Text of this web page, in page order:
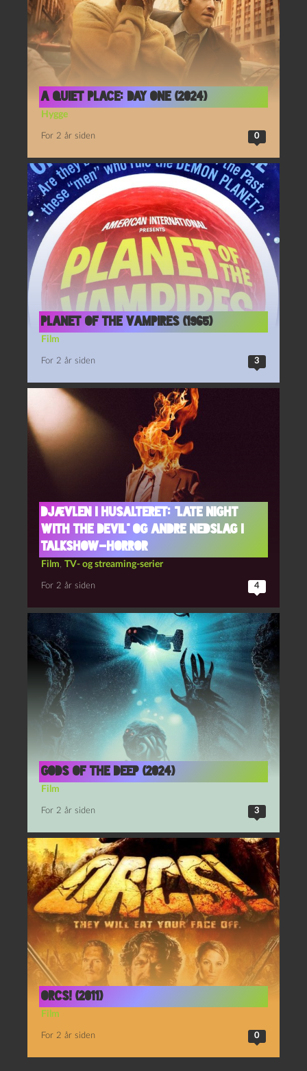
A Quiet Place: Day One (2024)
Hygge
For 2 år siden 0
Planet of the Vampires (1965)
Film
For 2 år siden 3
Djævlen i husalteret: “Late night
with the devil” og andre nedslag i
talkshow-horror
Film, TV- og streaming-serier
For 2 år siden 4
Gods of the Deep (2024)
Film
For 2 år siden 3
Orcs! (2011)
Film
For 2 år siden 0